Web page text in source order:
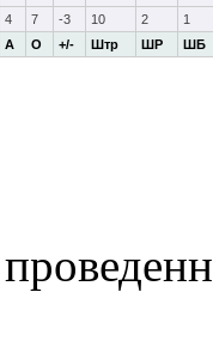
А О +/- Штр ШР ШБ
4 7 -3 10 2 1